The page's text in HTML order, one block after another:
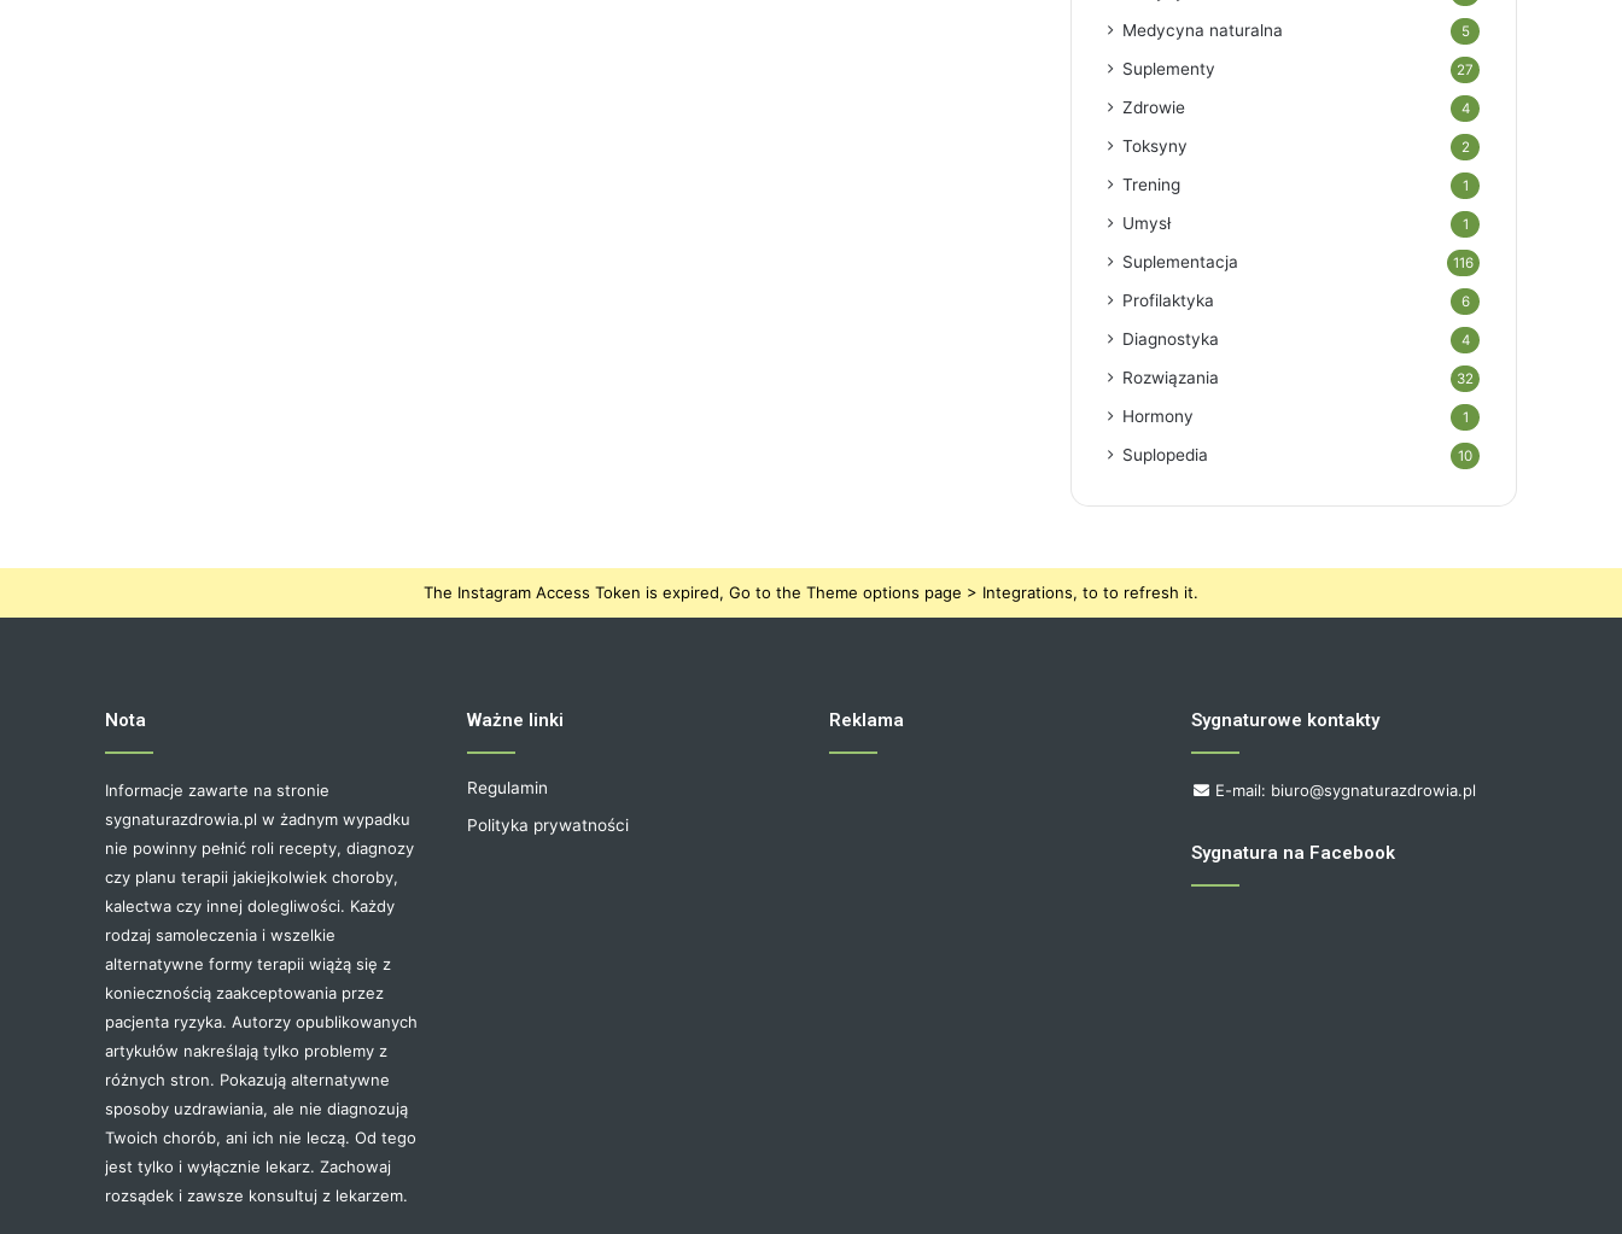
Medycyna naturalna 5
Suplementy 27
Zdrowie 4
Toksyny 2
Trening 1
Umysł 1
Suplementacja 116
Profilaktyka 6
Diagnostyka 4
Rozwiązania 32
Hormony 1
Suplopedia 10
The Instagram Access Token is expired, Go to the Theme options page > Integrations, to to refresh it.
Nota
Informacje zawarte na stronie
sygnaturazdrowia.pl w żadnym wypadku
nie powinny pełnić roli recepty, diagnozy
czy planu terapii jakiejkolwiek choroby,
kalectwa czy innej dolegliwości. Każdy
rodzaj samoleczenia i wszelkie
alternatywne formy terapii wiążą się z
koniecznością zaakceptowania przez
pacjenta ryzyka. Autorzy opublikowanych
artykułów nakreślają tylko problemy z
różnych stron. Pokazują alternatywne
sposoby uzdrawiania, ale nie diagnozują
Twoich chorób, ani ich nie leczą. Od tego
jest tylko i wyłącznie lekarz. Zachowaj
rozsądek i zawsze konsultuj z lekarzem.
Ważne linki
Regulamin
Polityka prywatności
Reklama Sygnaturowe kontakty
E-mail: biuro@sygnaturazdrowia.pl
Sygnatura na Facebook